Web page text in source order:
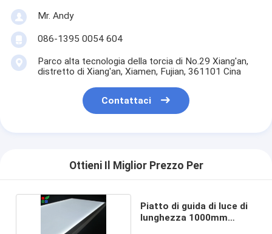
Mr. Andy
086-1395 0054 604
Parco alta tecnologia della torcia di No.29 Xiang'an,
distretto di Xiang'an, Xiamen, Fujian, 361101 Cina
Contattaci
Ottieni Il Miglior Prezzo Per
Piatto di guida di luce di
lunghezza 1000mm